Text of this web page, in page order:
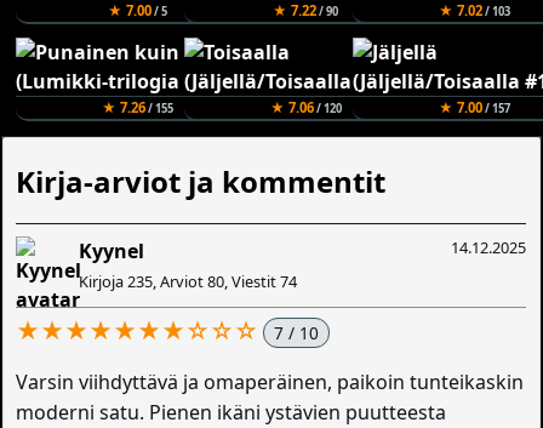
★ 7.00/ 5 ★ 7.22/ 90 ★ 7.02/ 103
★ 7.26/ 155 ★ 7.06/ 120 ★ 7.00/ 157
Kirja-arviot ja kommentit
14.12.2025
Kyynel
Kirjoja 235, Arviot 80, Viestit 74
★★★★★★★☆☆☆ 7 / 10
Varsin viihdyttävä ja omaperäinen, paikoin tunteikaskin
moderni satu. Pienen ikäni ystävien puutteesta